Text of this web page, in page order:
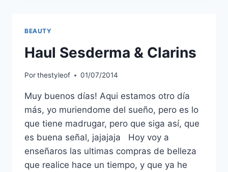
BEAUTY
Haul Sesderma & Clarins
Porthestyleof 01/07/2014
Muy buenos días! Aqui estamos otro día
más, yo muriendome del sueño, pero es lo
que tiene madrugar, pero que siga así, que
es buena señal, jajajaja Hoy voy a
enseñaros las ultimas compras de belleza
que realice hace un tiempo, y que ya he